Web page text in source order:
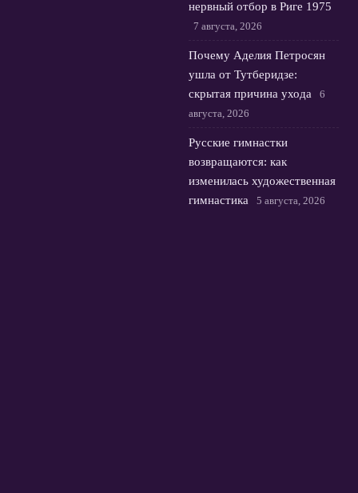
нервный отбор в Риге 1975
7 августа, 2026
Почему Аделия Петросян
ушла от Тутберидзе:
скрытая причина ухода
6
августа, 2026
Русские гимнастки
возвращаются: как
изменилась художественная
гимнастика
5 августа, 2026